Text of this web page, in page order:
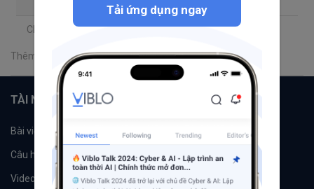
Chia sẻ
Thêm một bình luận
TÀI NGUYÊN
Bài viết Tổ chức
Câu hỏi Tags
Videos Tác giả
Tải ứng dụng ngay